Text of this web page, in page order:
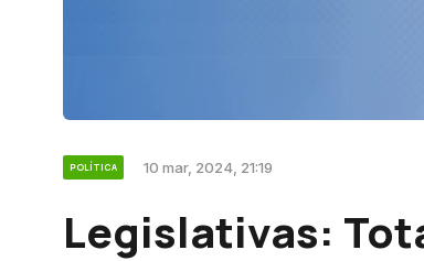
POLÍTICA 10 mar, 2024, 21:19
Legislativas: